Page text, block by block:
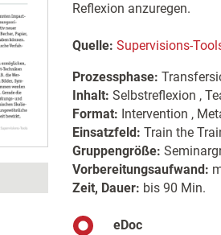
Reflexion anzuregen.
Quelle: Supervisions-
Prozessphase:
Inhalt: Selbstreflexion ,
Format: Intervention ,
Einsatzfeld: Train the
Gruppengröße:
Vorbereitungsaufwand:
Zeit, Dauer: bis 90 Min.
eDoc